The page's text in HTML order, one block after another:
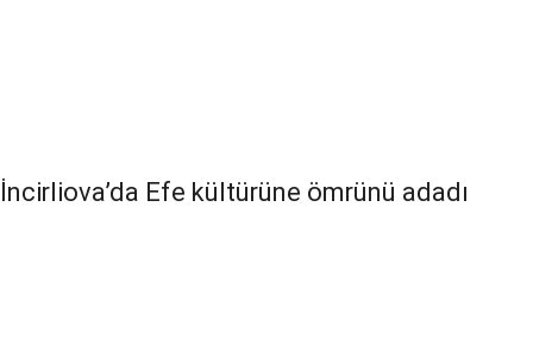
İncirliova’da Efe kültürüne ömrünü adadı